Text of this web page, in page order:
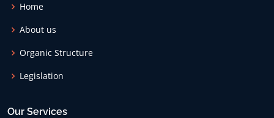
Home
About us
Organic Structure
Legislation
Our Services